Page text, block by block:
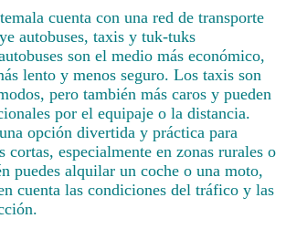
cuenta con una red de transporte
autobuses, taxis y tuk-tuks
son el medio más económico,
lento y menos seguro. Los taxis son
pero también más caros y pueden
por el equipaje o la distancia.
opción divertida y práctica para
cortas, especialmente en zonas rurales o
puedes alquilar un coche o una moto,
cuenta las condiciones del tráfico y las